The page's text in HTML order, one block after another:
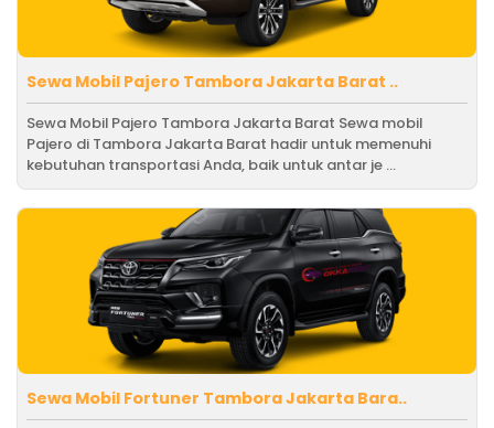
Sewa Mobil Pajero Tambora Jakarta Barat ..
Sewa Mobil Pajero Tambora Jakarta Barat Sewa mobil
Pajero di Tambora Jakarta Barat hadir untuk memenuhi
kebutuhan transportasi Anda, baik untuk antar je ...
Sewa Mobil Fortuner Tambora Jakarta Bara..